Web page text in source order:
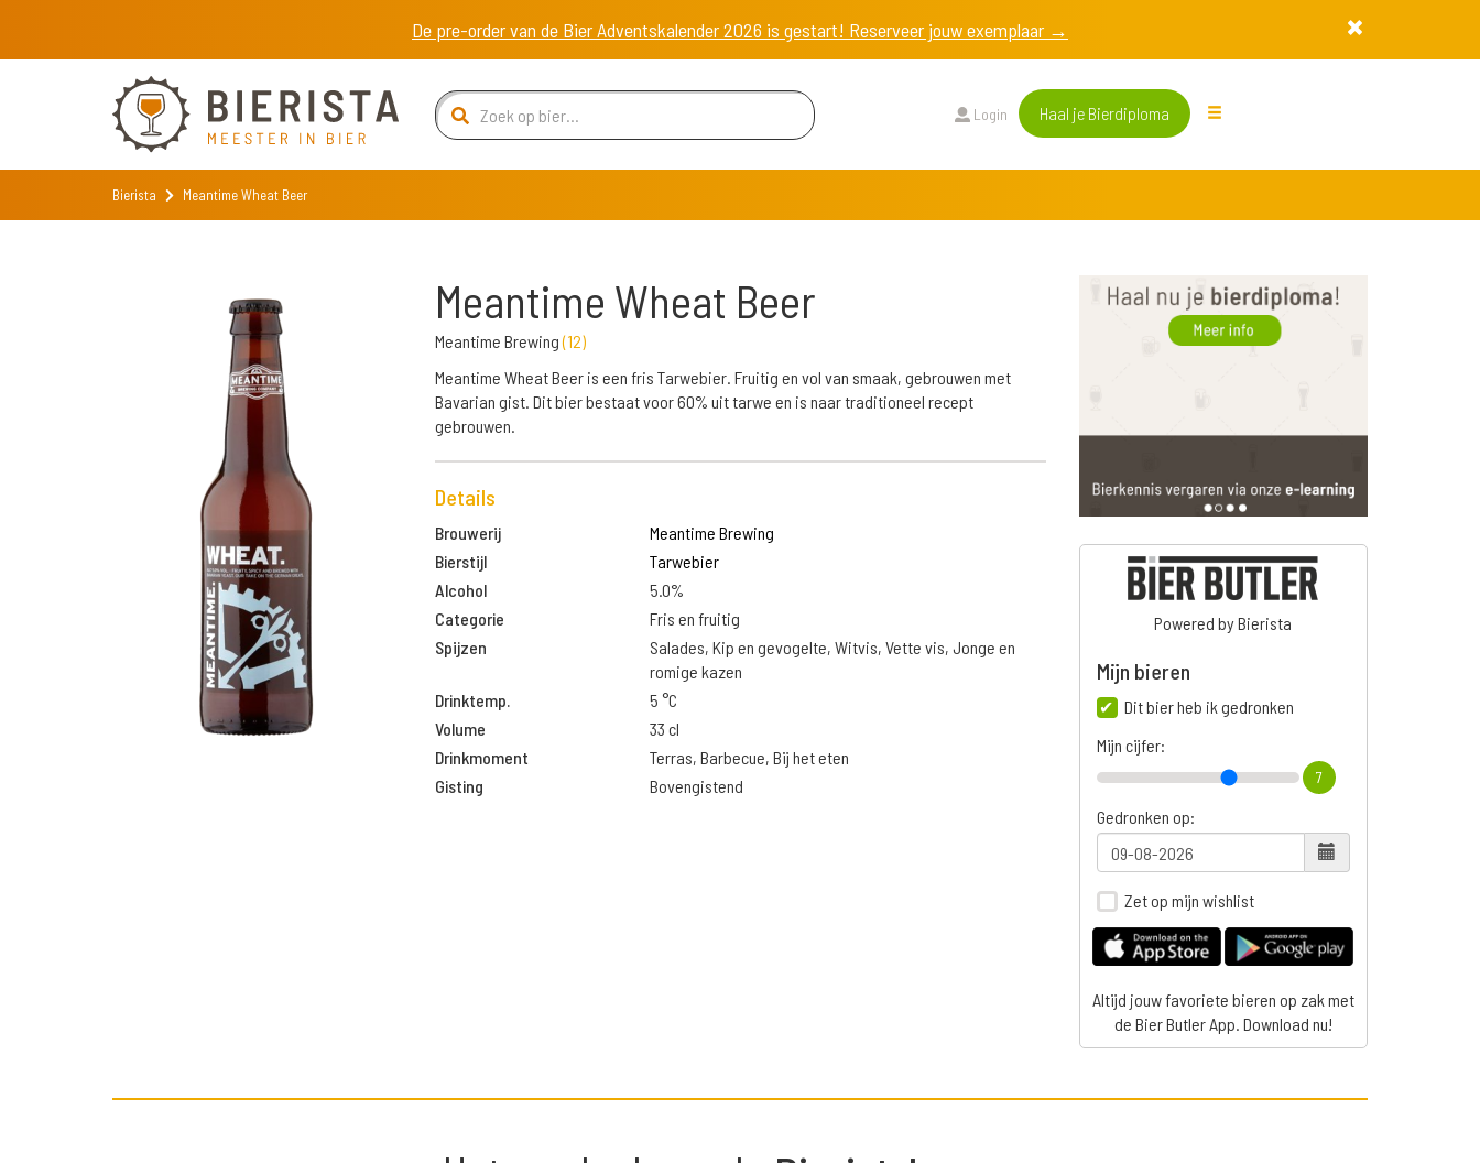
De pre-order van de Bier Adventskalender 2026 is gestart! Reserveer jouw exemplaar →
Login Haal je Bierdiploma
Bierista Meantime Wheat Beer
Meantime Wheat Beer
Meantime Brewing(12)
Meantime Wheat Beer is een fris Tarwebier. Fruitig en vol van smaak, gebrouwen met
Bavarian gist. Dit bier bestaat voor 60% uit tarwe en is naar traditioneel recept
gebrouwen.
Details
Brouwerij
Meantime Brewing
Bierstijl
Tarwebier
Alcohol
5.0%
Categorie
Fris en fruitig
Spijzen
Salades, Kip en gevogelte, Witvis, Vette vis, Jonge en
romige kazen
Drinktemp.
5 °C
Volume
33 cl
Drinkmoment
Terras, Barbecue, Bij het eten
Gisting
Bovengistend
Powered by Bierista
Mijn bieren
Dit bier heb ik gedronken
Mijn cijfer:
7
Gedronken op:
Zet op mijn wishlist
Altijd jouw favoriete bieren op zak met
de Bier Butler App. Download nu!